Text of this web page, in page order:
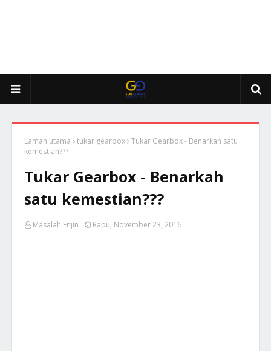
Laman utama tukar gearbox Tukar Gearbox - Benarkah satu
kemestian???
Tukar Gearbox - Benarkah
satu kemestian???
Masalah Enjin Rabu, November 23, 2016